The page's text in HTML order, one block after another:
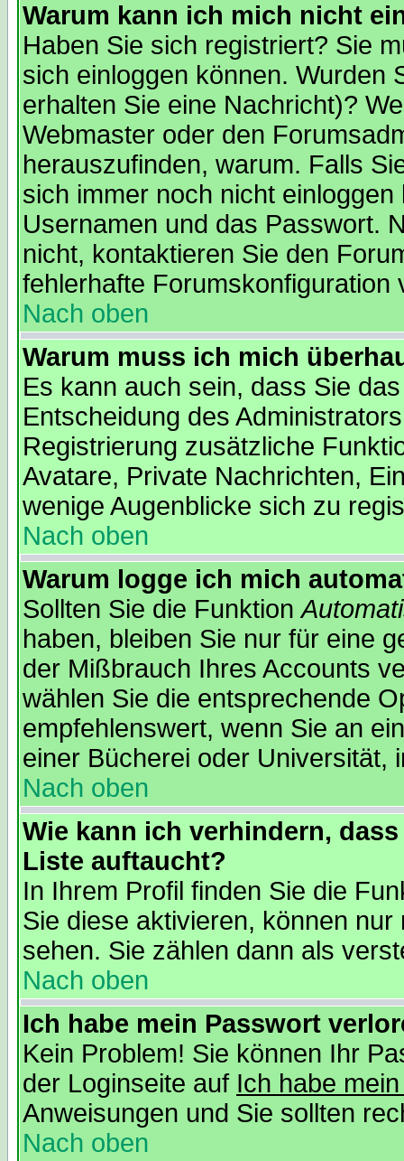
Warum kann ich mich nicht
Haben Sie sich registriert? Sie
sich einloggen können. Wurden
erhalten Sie eine Nachricht)?
Webmaster oder den
herauszufinden, warum. Falls
sich immer noch nicht
Usernamen und das Passwort.
nicht, kontaktieren Sie den
fehlerhafte Forumskonfiguration
Nach oben
Warum muss ich mich
Es kann auch sein, dass Sie
Entscheidung des
Registrierung zusätzliche
Avatare, Private Nachrichten,
wenige Augenblicke sich zu
Nach oben
Warum logge ich mich
Sollten Sie die Funktion
haben, bleiben Sie nur für eine
der Mißbrauch Ihres Accounts
wählen Sie die entsprechende
empfehlenswert, wenn Sie an
einer Bücherei oder Universität,
Nach oben
Wie kann ich verhindern,
Liste auftaucht?
In Ihrem Profil finden Sie die
Sie diese aktivieren, können
sehen. Sie zählen dann als
Nach oben
Ich habe mein Passwort
Kein Problem! Sie können Ihr
der Loginseite auf Ich habe
Anweisungen und Sie sollten
Nach oben